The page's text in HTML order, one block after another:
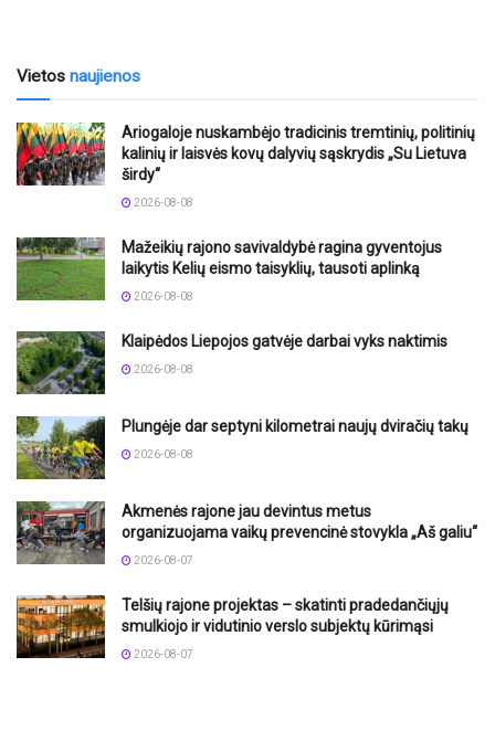
Vietos naujienos
Ariogaloje nuskambėjo tradicinis tremtinių, politinių
kalinių ir laisvės kovų dalyvių sąskrydis „Su Lietuva
širdy“
2026-08-08
Mažeikių rajono savivaldybė ragina gyventojus
laikytis Kelių eismo taisyklių, tausoti aplinką
2026-08-08
Klaipėdos Liepojos gatvėje darbai vyks naktimis
2026-08-08
Plungėje dar septyni kilometrai naujų dviračių takų
2026-08-08
Akmenės rajone jau devintus metus
organizuojama vaikų prevencinė stovykla „Aš galiu“
2026-08-07
Telšių rajone projektas – skatinti pradedančiųjų
smulkiojo ir vidutinio verslo subjektų kūrimąsi
2026-08-07